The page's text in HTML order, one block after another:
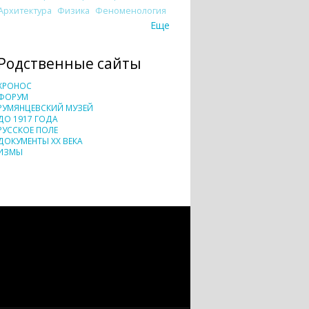
Физика Феноменология
Еще
сайты
МУЗЕЙ
1917 ГОДА
ПОЛЕ
XX ВЕКА